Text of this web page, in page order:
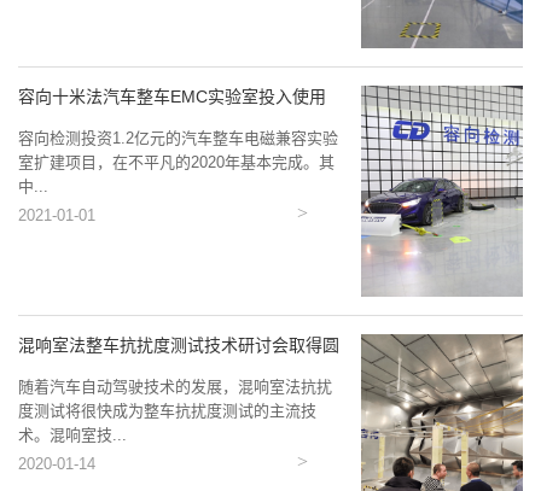
容向十米法汽车整车EMC实验室投入使用
容向检测投资1.2亿元的汽车整车电磁兼容实验
室扩建项目，在不平凡的2020年基本完成。其
中...
2021-01-01
混响室法整车抗扰度测试技术研讨会取得圆
随着汽车自动驾驶技术的发展，混响室法抗扰
度测试将很快成为整车抗扰度测试的主流技
术。混响室技...
2020-01-14